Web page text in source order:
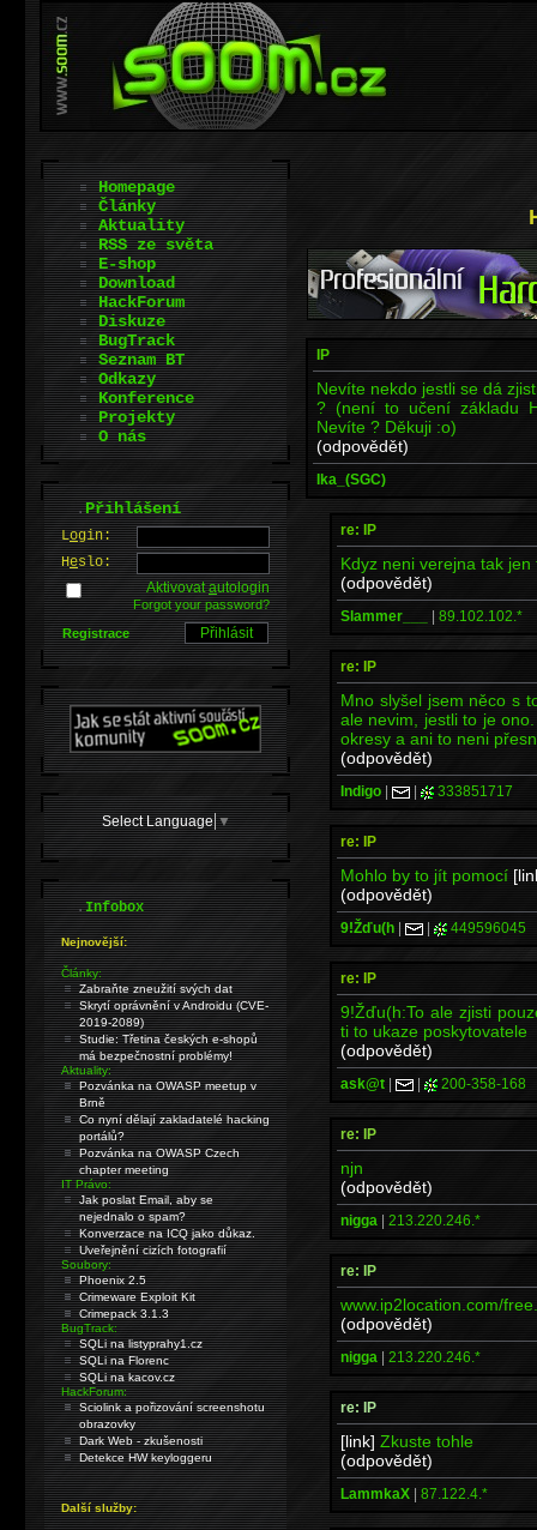
IP
Nevíte nekdo jestli se dá
? (není to učení základu
Nevíte ? Děkuji :o)
(odpovědět)
Ika_(SGC)
re: IP
Kdyz neni verejna tak jen
(odpovědět)
Slammer___ | 89.102.102.*
re: IP
Mno slyšel jsem něco s
ale nevim, jestli to je
okresy a ani to neni
(odpovědět)
Indigo | | 333851717
re: IP
Mohlo by to jít pomocí
(odpovědět)
9!Žďu(h | | 449596045
re: IP
9!Žďu(h:To ale zjisti
ti to ukaze poskytovatele
(odpovědět)
ask@t | | 200-358-168
re: IP
njn
(odpovědět)
nigga | 213.220.246.*
re: IP
www.ip2location.com/
(odpovědět)
nigga | 213.220.246.*
re: IP
[link] Zkuste tohle
(odpovědět)
LammkaX | 87.122.4.*
Homepage
Články
Aktuality
RSS ze světa
E-shop
Download
HackForum
Diskuze
BugTrack
Seznam BT
Odkazy
Konference
Projekty
O nás
.Přihlášení
Login:
Heslo:
Aktivovatautologin
Forgot your password?
Registrace
Select Language ▼
.Infobox
Nejnovější:
Články:
Zabraňte zneužití svých dat
Skrytí oprávnění v Androidu (CVE-
2019-2089)
Studie: Třetina českých e-shopů
má bezpečnostní problémy!
Aktuality:
Pozvánka na OWASP meetup v
Brně
Co nyní dělají zakladatelé hacking
portálů?
Pozvánka na OWASP Czech
chapter meeting
IT Právo:
Jak poslat Email, aby se
nejednalo o spam?
Konverzace na ICQ jako důkaz.
Uveřejnění cizích fotografií
Soubory:
Phoenix 2.5
Crimeware Exploit Kit
Crimepack 3.1.3
BugTrack:
SQLi na listyprahy1.cz
SQLi na Florenc
SQLi na kacov.cz
HackForum:
Sciolink a pořizování screenshotu
obrazovky
Dark Web - zkušenosti
Detekce HW keyloggeru
Další služby: